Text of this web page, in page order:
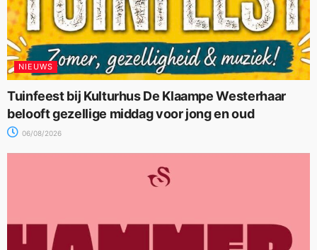
NIEUWS
Tuinfeest bij Kulturhus De Klaampe Westerhaar
belooft gezellige middag voor jong en oud
06/08/2026